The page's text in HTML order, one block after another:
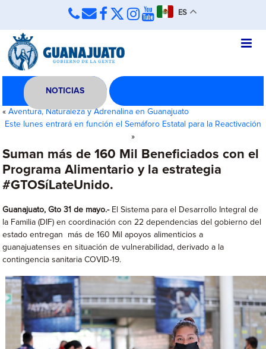
ES
NOTICIAS
«Aventura, Naturaleza y Adrenalina en Guanajuato
Este lunes entrará en función el Semáforo Estatal para la Reactivación
»
Suman más de 160 Mil Beneficiados con el
Programa Alimentario y la estrategia
#GTOSíLateUnido.
Guanajuato, Gto 31 de mayo.- El Sistema para el Desarrollo Integral de
la Familia (DIF) en coordinación con 22 dependencias del gobierno del
estado entregan más de 160 Mil apoyos alimenticios a
guanajuatenses en situación de vulnerabilidad, derivado a la
contingencia sanitaria COVID-19.